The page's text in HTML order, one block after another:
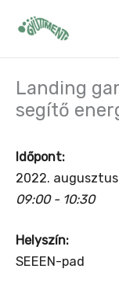
Landing
segítő
Időpont:
2022.
09:00 - 10:30
Helyszín:
SEEEN-pad